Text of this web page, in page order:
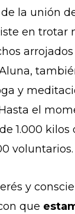
la unión
en trotar
arrojados
y
el
1.000 kilos
voluntarios.
y
que